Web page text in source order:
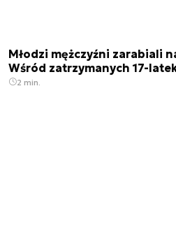
Młodzi mężczyźni zarabiali
Wśród zatrzymanych 17-
2 min.